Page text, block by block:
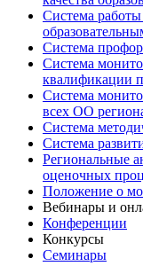
Система
Система
Система
квалификации
Система
всех ОО
Система
Система
Региональные
оценочных
Положение о
Вебинары и
Конференции
Конкурсы
Семинары